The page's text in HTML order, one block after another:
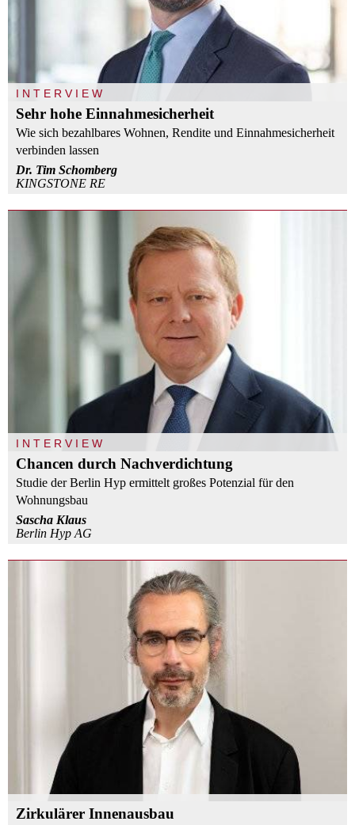
INTERVIEW
Sehr hohe Einnahmesicherheit
Wie sich bezahlbares Wohnen, Rendite und Einnahmesicherheit
verbinden lassen
Dr. Tim Schomberg
KINGSTONE RE
INTERVIEW
Chancen durch Nachverdichtung
Studie der Berlin Hyp ermittelt großes Potenzial für den
Wohnungsbau
Sascha Klaus
Berlin Hyp AG
Zirkulärer Innenausbau